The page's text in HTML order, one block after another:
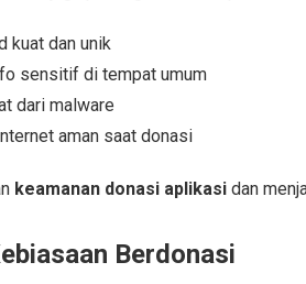
kuat dan unik
sensitif di tempat umum
dari malware
aman saat donasi
keamanan donasi aplikasi dan
Berdonasi